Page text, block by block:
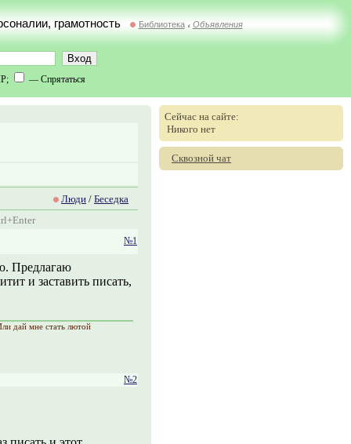
грамотность Библиотека // Объявления
— Спрятаться
Люди / Беседка
№1
Предлагаю
и заставить писать,
дай мне стать лютой
№2
Сейчас на сайте:
Никого нет
Сквозной чат